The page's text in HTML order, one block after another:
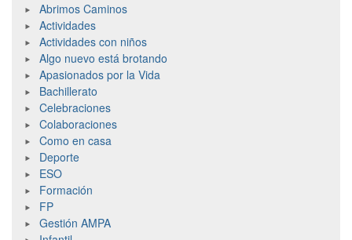
Abrimos Caminos
Actividades
Actividades con niños
Algo nuevo está brotando
Apasionados por la Vida
Bachillerato
Celebraciones
Colaboraciones
Como en casa
Deporte
ESO
Formación
FP
Gestión AMPA